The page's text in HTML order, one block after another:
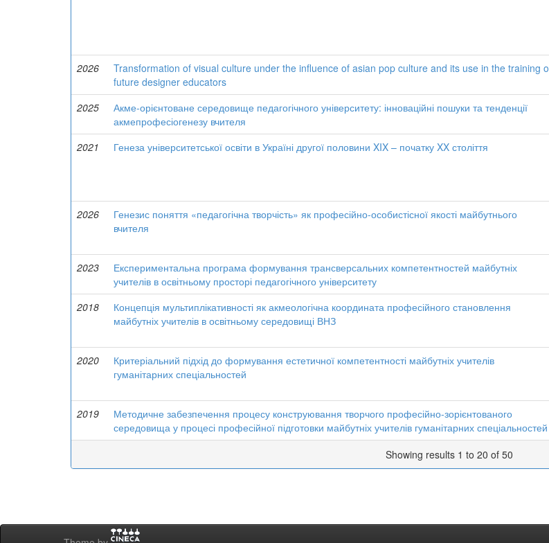
2026
Transformation of visual culture under the influence of asian pop culture and its use in the training
future designer educators
2025
Акме-орієнтоване середовище педагогічного університету: інноваційні пошуки та тенденції
акмепрофесіогенезу вчителя
2021 Генеза університетської освіти в Україні другої половини XIX – початку XX століття
2026
Генезис поняття «педагогічна творчість» як професійно-особистісної якості майбутнього
вчителя
2023
Експериментальна програма формування трансверсальних компетентностей майбутніх
учителів в освітньому просторі педагогічного університету
2018
Концепція мультиплікативності як акмеологічна координата професійного становлення
майбутніх учителів в освітньому середовищі ВНЗ
2020
Критеріальний підхід до формування естетичної компетентності майбутніх учителів
гуманітарних спеціальностей
2019
Методичне забезпечення процесу конструювання творчого професійно-зорієнтованого
середовища у процесі професійної підготовки майбутніх учителів гуманітарних спеціальностей
Showing results 1 to 20 of 50